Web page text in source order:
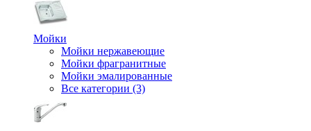
Мойки
Мойки нержавеющие
Мойки фрагранитные
Мойки эмалированные
Все категории (3)